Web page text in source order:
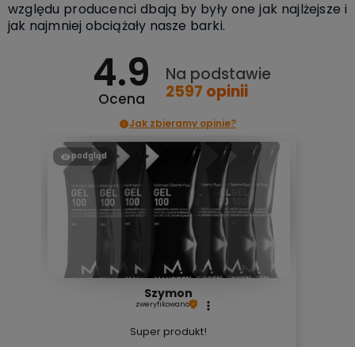
względu producenci dbają by były one jak najlżejsze i
jak najmniej obciążały nasze barki.
4.9
Ocena
Na podstawie
2597 opinii
Jak zbieramy opinie?
podgląd
Szymon
zweryfikowano
Super produkt!